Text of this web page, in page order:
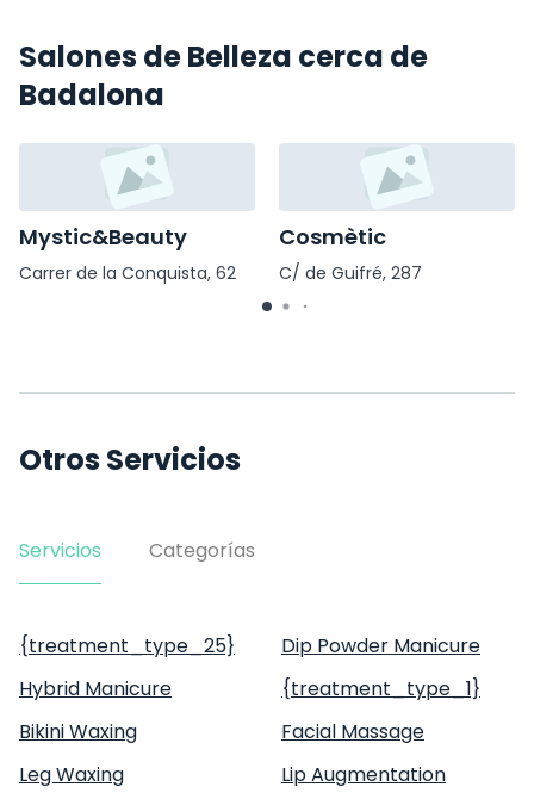
Salones de Belleza cerca de
Badalona
Mystic&Beauty
Carrer de la Conquista, 62
Cosmètic
C/ de Guifré, 287
Otros Servicios
Servicios Categorías
{treatment_type_25}
Dip Powder Manicure
Hybrid Manicure
{treatment_type_1}
Bikini Waxing
Facial Massage
Leg Waxing
Lip Augmentation